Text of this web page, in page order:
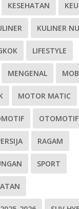
KESEHATAN
KULINER
LIFESTYLE
MENGENAL
MOTOR MATIC
RAGAM
SPORT